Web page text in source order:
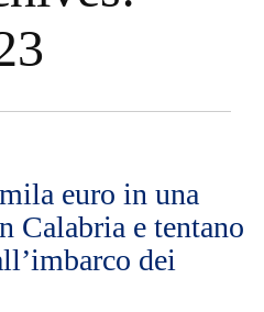
euro in una
Calabria e tentano
dei